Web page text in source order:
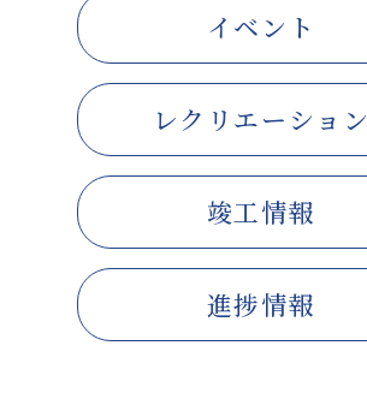
イベント
レクリエーション
竣工情報
進捗情報